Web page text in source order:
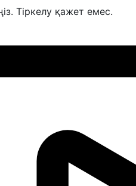
Тіркелу қажет емес.